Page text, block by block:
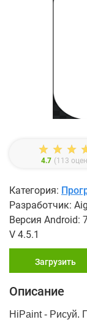
4.7 (113
Категория:
Разработчик:
Версия Android:
V 4.5.1
Загрузить
Описание
HiPaint - Рисуй.